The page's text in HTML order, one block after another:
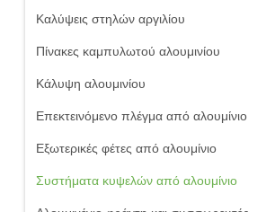
Καλύψεις στηλών αργιλίου
Πίνακες καμπυλωτού αλουμινίου
Κάλυψη αλουμινίου
Επεκτεινόμενο πλέγμα από αλουμίνιο
Εξωτερικές φέτες από αλουμίνιο
Συστήματα κυψελών από αλουμίνιο